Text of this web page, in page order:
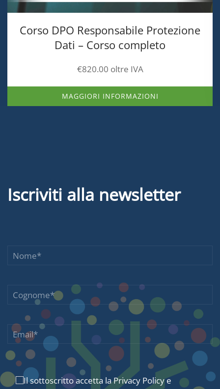
Corso DPO Responsabile Protezione
Dati – Corso completo
€820.00 oltre IVA
MAGGIORI INFORMAZIONI
Iscriviti alla newsletter
Il sottoscritto accetta laPrivacy Policye